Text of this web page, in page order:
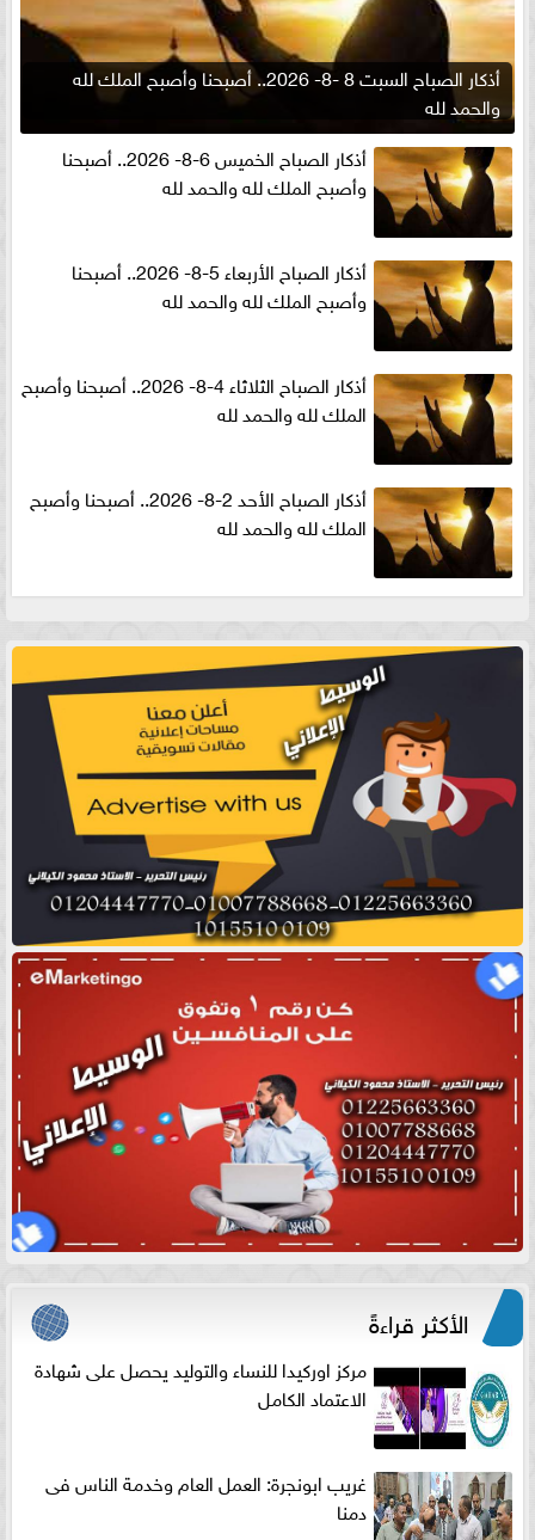
أذكار الصباح السبت 8 -8- 2026.. أصبحنا وأصبح الملك لله
والحمد لله
أذكار الصباح الخميس 6-8- 2026.. أصبحنا
وأصبح الملك لله والحمد لله
أذكار الصباح الأربعاء 5-8- 2026.. أصبحنا
وأصبح الملك لله والحمد لله
أذكار الصباح الثلاثاء 4-8- 2026.. أصبحنا وأصبح
الملك لله والحمد لله
أذكار الصباح الأحد 2-8- 2026.. أصبحنا وأصبح
الملك لله والحمد لله
الأكثر قراءةً
مركز اوركيدا للنساء والتوليد يحصل على شهادة
الاعتماد الكامل
غريب ابونجرة: العمل العام وخدمة الناس فى
دمنا